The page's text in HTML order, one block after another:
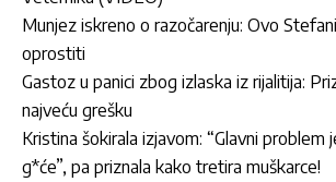
Munjez iskreno o razočarenju: Ovo
oprostiti
Gastoz u panici zbog izlaska iz rijalitija:
najveću grešku
Kristina šokirala izjavom: “Glavni problem
g*će”, pa priznala kako tretira muškarce!